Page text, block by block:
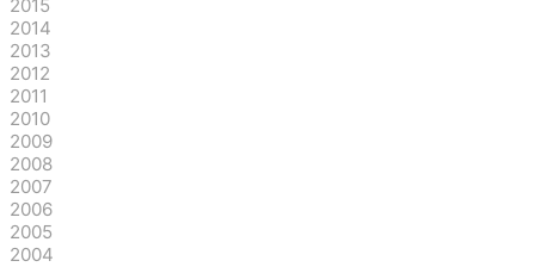
2015
2014
2013
2012
2011
2010
2009
2008
2007
2006
2005
2004